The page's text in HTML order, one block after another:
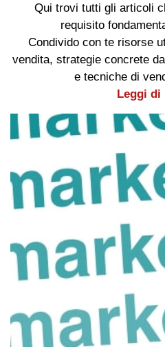
Qui trovi tutti gli articoli
requisito
Condivido con te risorse
vendita, strategie concrete
e tecniche di
Leggi di